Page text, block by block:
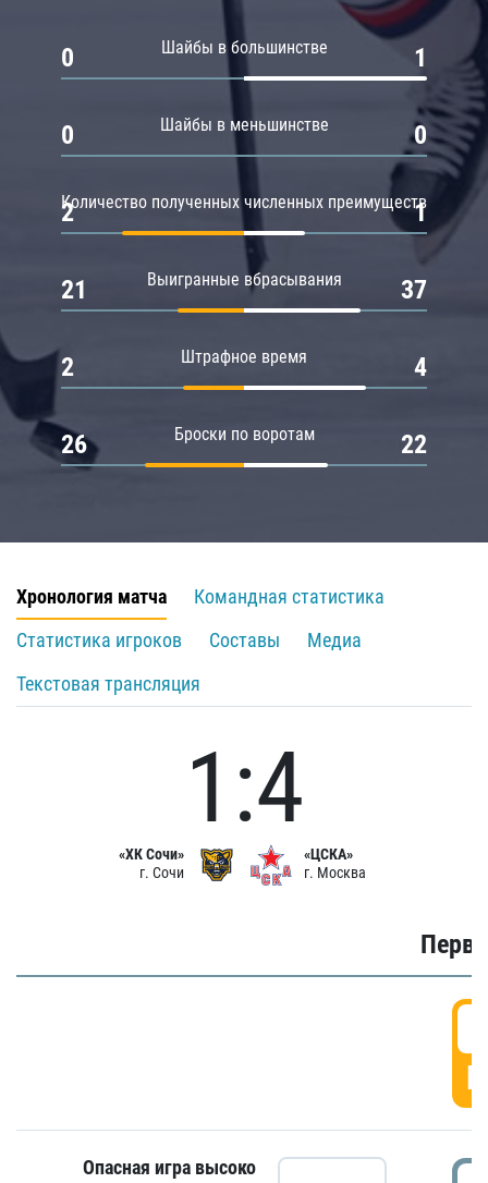
Шайбы в большинстве
0 1
Шайбы в меньшинстве
0 0
Количество полученных численных преимуществ
2 1
Выигранные вбрасывания
21 37
Штрафное время
2 4
Броски по воротам
26 22
Хронология матча
Командная статистика
Статистика игроков
Составы
Медиа
Текстовая трансляция
«ХК Сочи»
г. Сочи
1:4
«ЦСКА»
г. Москва
Опасная игра высоко